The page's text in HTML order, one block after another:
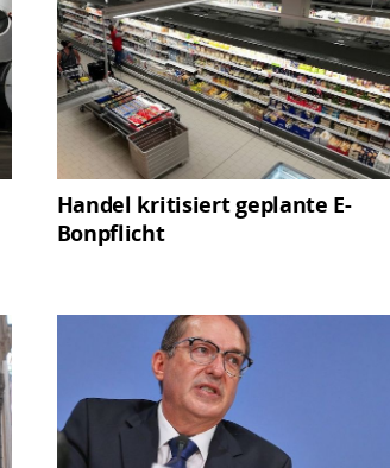
Handel kritisiert geplante E-
Bonpflicht